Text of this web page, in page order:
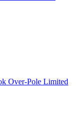
Over-Pole Limited